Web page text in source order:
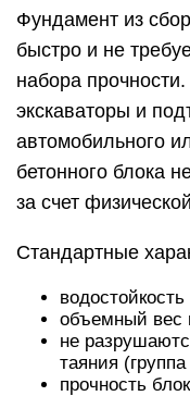
Фундамент из
быстро и не
набора
экскаваторы и
автомобильного
бетонного блока
за счет
Стандартные
объемный вес
не
таяния
прочность